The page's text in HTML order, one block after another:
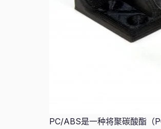
PC/ABS是一种将聚碳酸酯（